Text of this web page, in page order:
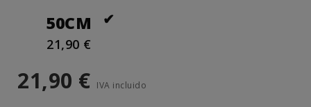
50CM
21,90 €
21,90 € IVA incluido